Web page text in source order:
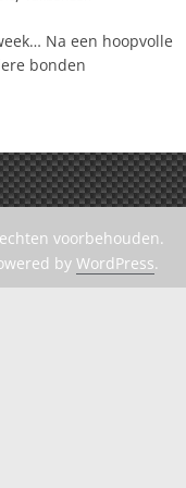
Na een hoopvolle
bonden
voorbehouden.
by WordPress.